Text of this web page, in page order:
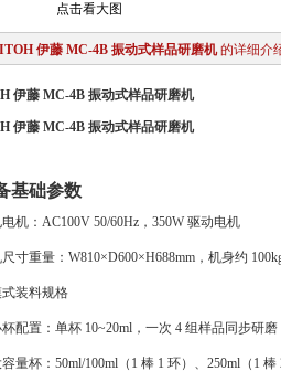
点击看大图
ITOH 伊藤 MC-4B 振动式样品研磨机 的详细介
伊藤 MC-4B 振动式样品研磨机
伊藤 MC-4B 振动式样品研磨机
基础参数
机：AC100V 50/60Hz，350W 驱动电机
寸重量：W810×D600×H688mm，机身约
装料规格
杯配置：单杯 10~20ml，一次 4 组样品同步研磨
量杯：50ml/100ml（1 棒 1 环）、250ml（1 棒